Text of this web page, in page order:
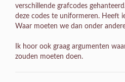
verschillende grafcodes
deze codes te uniformeren. Heeft
Waar moeten we dan onder
Ik hoor ook graag argumenten
zouden moeten doen.